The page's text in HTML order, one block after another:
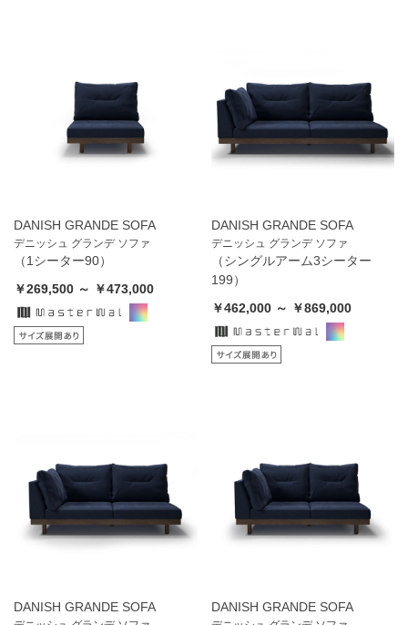
DANISH GRANDE SOFA
デニッシュ グランデ ソファ
（1シーター90）
￥269,500 ～ ￥473,000
DANISH GRANDE SOFA
デニッシュ グランデ ソファ
（シングルアーム3シーター
199）
￥462,000 ～ ￥869,000
DANISH GRANDE SOFA DANISH GRANDE SOFA